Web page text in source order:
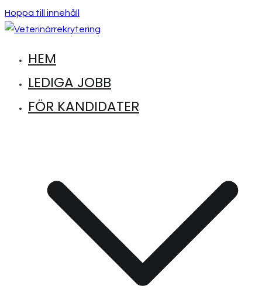
Hoppa till innehåll
Veterinärrekrytering
Hitta lediga jobb inom djursjukvård
HEM
LEDIGA JOBB
FÖR KANDIDATER